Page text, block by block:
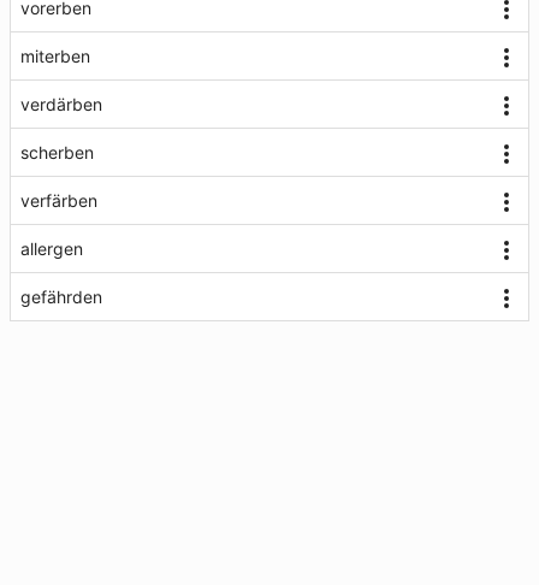
vorerben
miterben
verdärben
scherben
verfärben
allergen
gefährden